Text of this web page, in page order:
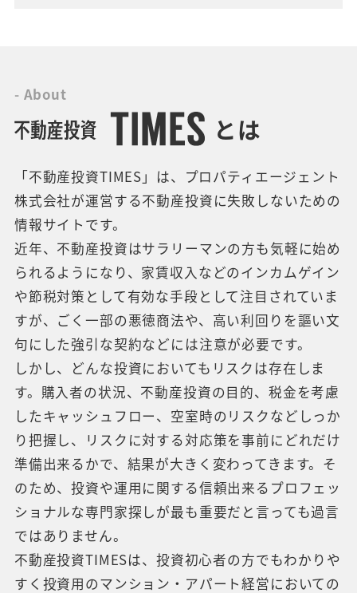
- About
とは
「不動産投資TIMES」は、プロパティエージェント
株式会社が運営する不動産投資に失敗しないための
情報サイトです。
近年、不動産投資はサラリーマンの方も気軽に始め
られるようになり、家賃収入などのインカムゲイン
や節税対策として有効な手段として注目されていま
すが、ごく一部の悪徳商法や、高い利回りを謳い文
句にした強引な契約などには注意が必要です。
しかし、どんな投資においてもリスクは存在しま
す。購入者の状況、不動産投資の目的、税金を考慮
したキャッシュフロー、空室時のリスクなどしっか
り把握し、リスクに対する対応策を事前にどれだけ
準備出来るかで、結果が大きく変わってきます。そ
のため、投資や運用に関する信頼出来るプロフェッ
ショナルな専門家探しが最も重要だと言っても過言
ではありません。
不動産投資TIMESは、投資初心者の方でもわかりや
すく投資用のマンション・アパート経営においての